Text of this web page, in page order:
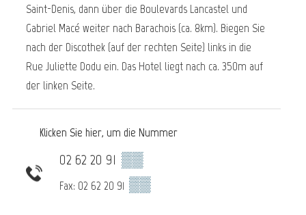
Saint-Denis, dann über die Boulevards Lancastel und
Gabriel Macé weiter nach Barachois (ca. 8km). Biegen Sie
nach der Discothek (auf der rechten Seite) links in die
Rue Juliette Dodu ein. Das Hotel liegt nach ca. 350m auf
der linken Seite.
Klicken Sie hier, um die Nummer
02 62 20 91 ▒▒
Fax: 02 62 20 91 ▒▒